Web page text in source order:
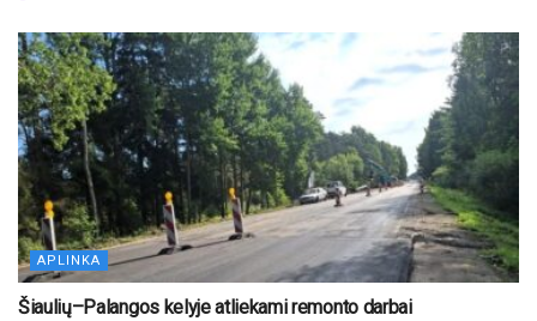
APLINKA
Šiaulių–Palangos kelyje atliekami remonto darbai